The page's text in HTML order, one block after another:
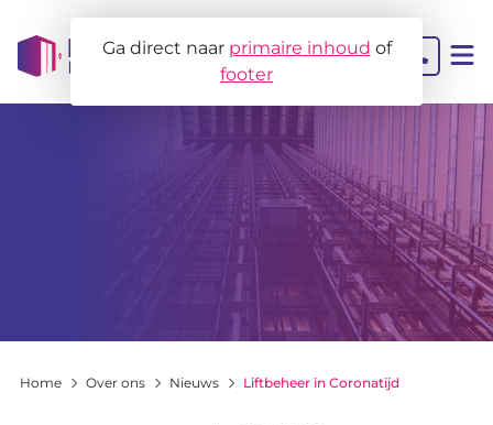
Ga direct naar primaire inhoud of
footer
Home Over ons Nieuws Liftbeheer in Coronatijd